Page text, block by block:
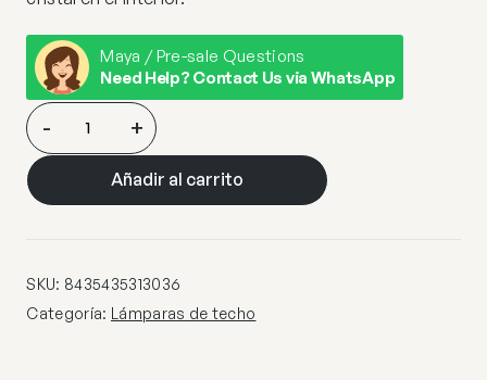
Maya / Pre-sale Questions
Need Help? Contact Us via WhatsApp
COLGANTE
·ARIAN·
1L
cantidad
- +
Añadir al carrito
SKU: 8435435313036
Categoría: Lámparas de techo